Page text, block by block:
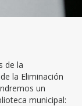
de la
la Eliminación
un
municipal: